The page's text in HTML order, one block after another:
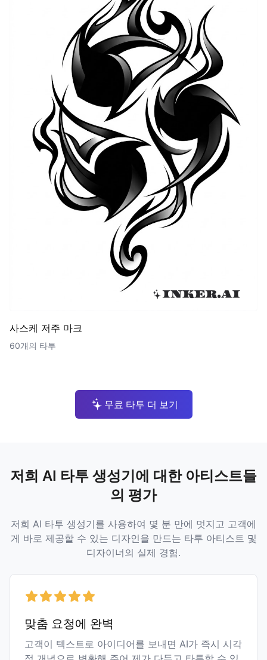
사스케 저주 마크
60개의 타투
무료 타투 더 보기
저희 AI 타투 생성기에 대한 아티스트들
의 평가
저희 AI 타투 생성기를 사용하여 몇 분 만에 멋지고 고객에
게 바로 제공할 수 있는 디자인을 만드는 타투 아티스트 및
디자이너의 실제 경험.
맞춤 요청에 완벽
고객이 텍스트로 아이디어를 보내면 AI가 즉시 시각